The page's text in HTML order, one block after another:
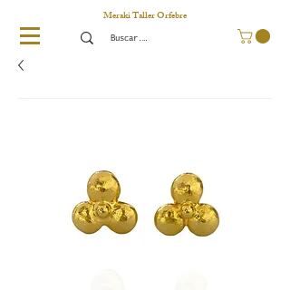
Meraki Taller Orfebre